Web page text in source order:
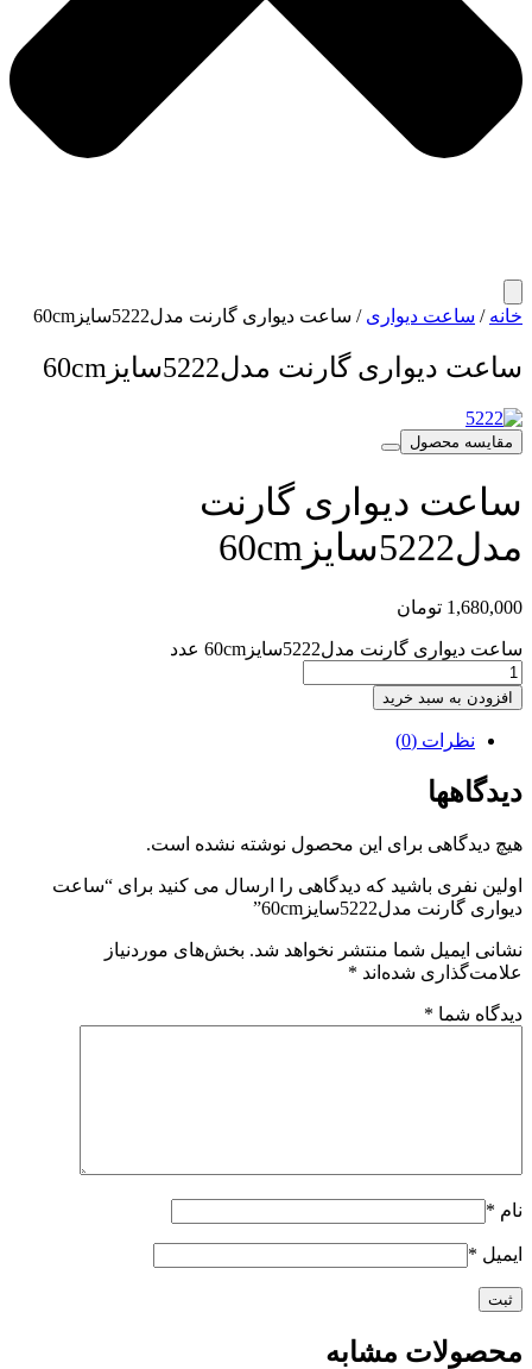
خانه / ساعت دیواری / ساعت دیواری گارنت مدل5222سایز60cm
ساعت دیواری گارنت مدل5222سایز60cm
مقایسه محصول
ساعت دیواری گارنت
مدل5222سایز60cm
1,680,000 تومان
ساعت دیواری گارنت مدل5222سایز60cm عدد
افزودن به سبد خرید
نظرات (0)
دیدگاهها
هیچ دیدگاهی برای این محصول نوشته نشده است.
اولین نفری باشید که دیدگاهی را ارسال می کنید برای “ساعت
دیواری گارنت مدل5222سایز60cm”
نشانی ایمیل شما منتشر نخواهد شد. بخش‌های موردنیاز
علامت‌گذاری شده‌اند *
دیدگاه شما *
نام *
ایمیل *
محصولات مشابه